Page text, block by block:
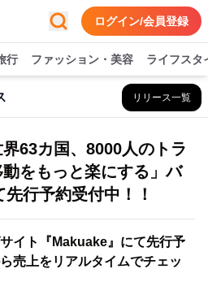
ログイン/会員登録
行 ファッション・美容 ライフスタ
リリース一覧
63カ国、8000人のトラ
をもっと楽にする」バ
行予約受付中！！
イト『Makuake』にて先行予
売上をリアルタイムでチェッ